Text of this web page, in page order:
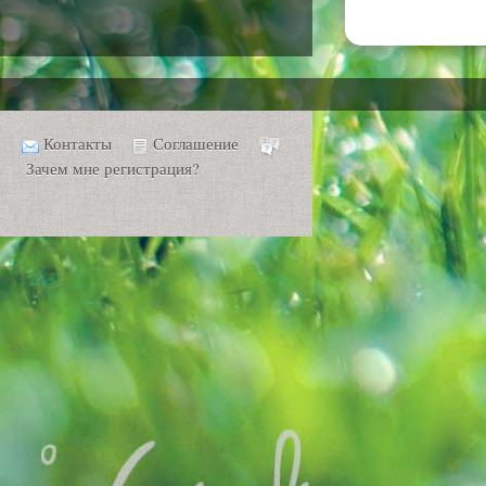
Контакты
Соглашение
Зачем мне регистрация?